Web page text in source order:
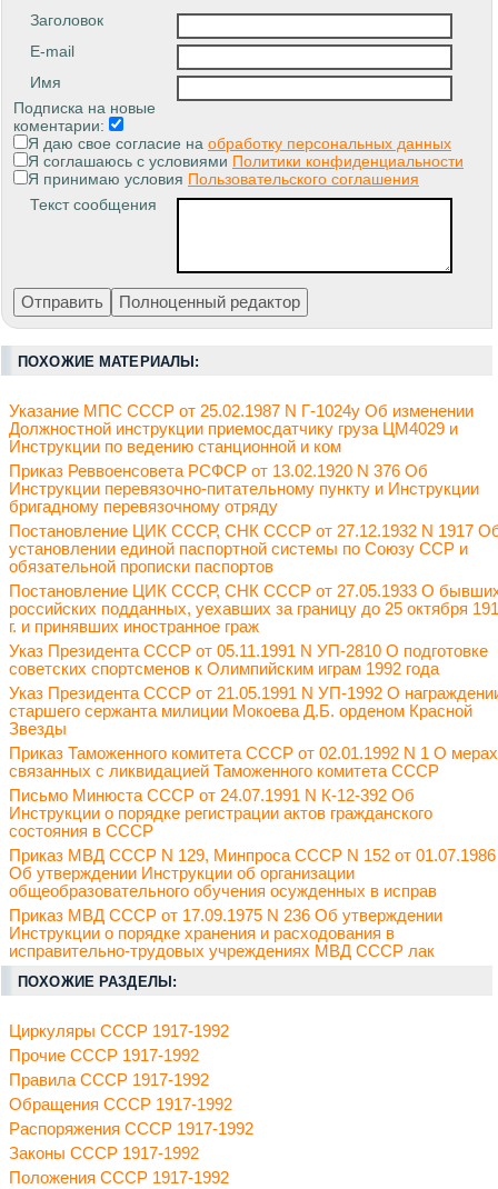
Заголовок
E-mail
Имя
Подписка на новые
коментарии:
Я даю свое согласие на обработку персональных данных
Я соглашаюсь с условиями Политики конфиденциальности
Я принимаю условия Пользовательского соглашения
Текст сообщения
ПОХОЖИЕ МАТЕРИАЛЫ:
Указание МПС СССР от 25.02.1987 N Г-1024у Об изменении
Должностной инструкции приемосдатчику груза ЦМ4029 и
Инструкции по ведению станционной и ком
Приказ Реввоенсовета РСФСР от 13.02.1920 N 376 Об
Инструкции перевязочно-питательному пункту и Инструкции
бригадному перевязочному отряду
Постановление ЦИК СССР, СНК СССР от 27.12.1932 N 1917
установлении единой паспортной системы по Союзу ССР и
обязательной прописки паспортов
Постановление ЦИК СССР, СНК СССР от 27.05.1933 О
российских подданных, уехавших за границу до 25 октября
г. и принявших иностранное граж
Указ Президента СССР от 05.11.1991 N УП-2810 О подготовке
советских спортсменов к Олимпийским играм 1992 года
Указ Президента СССР от 21.05.1991 N УП-1992 О
старшего сержанта милиции Мокоева Д.Б. орденом Красной
Звезды
Приказ Таможенного комитета СССР от 02.01.1992 N 1 О
связанных с ликвидацией Таможенного комитета СССР
Письмо Минюста СССР от 24.07.1991 N К-12-392 Об
Инструкции о порядке регистрации актов гражданского
состояния в СССР
Приказ МВД СССР N 129, Минпроса СССР N 152 от 01.07.1986
Об утверждении Инструкции об организации
общеобразовательного обучения осужденных в исправ
Приказ МВД СССР от 17.09.1975 N 236 Об утверждении
Инструкции о порядке хранения и расходования в
исправительно-трудовых учреждениях МВД СССР лак
ПОХОЖИЕ РАЗДЕЛЫ:
Циркуляры СССР 1917-1992
Прочие СССР 1917-1992
Правила СССР 1917-1992
Обращения СССР 1917-1992
Распоряжения СССР 1917-1992
Законы СССР 1917-1992
Положения СССР 1917-1992